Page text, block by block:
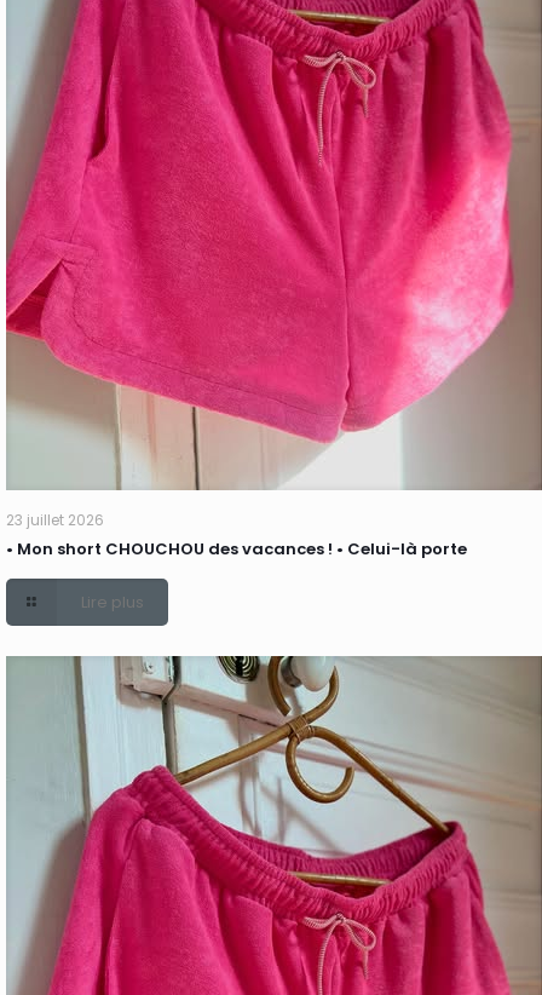
23 juillet 2026
• Mon short CHOUCHOU des vacances ! • Celui-là porte
Lire plus